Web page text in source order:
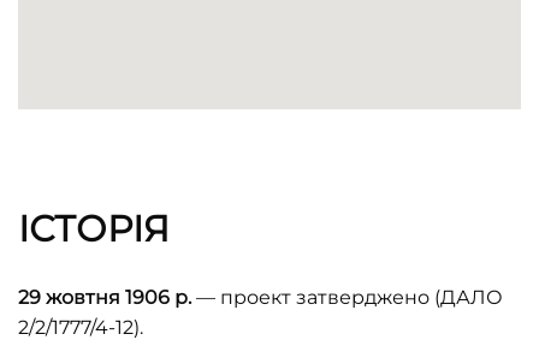
ІСТОРІЯ
29 жовтня 1906 р.— проект затверджено (ДАЛО
2/2/1777/4-12).